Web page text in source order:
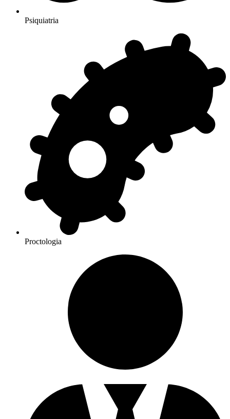
Psiquiatria
Proctologia